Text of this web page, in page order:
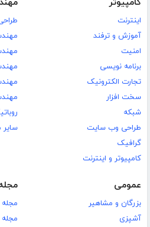
کامپیوتر
اینترنت
آموزش و ترفند
امنیت
برنامه نویسی
تجارت الکترونیک
سخت افزار
شبکه
طراحی وب سایت
گرافیک
کامپیوتر و اینترنت
عمومی
بزرگان و مشاهیر
آشپزی
مجله
مجله